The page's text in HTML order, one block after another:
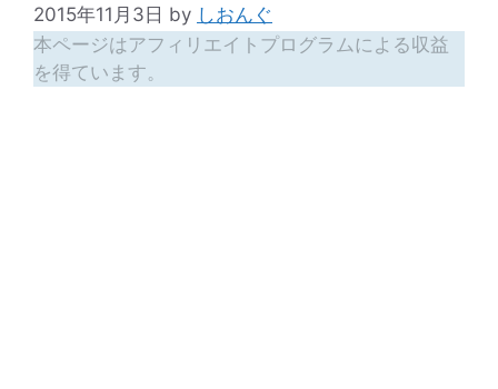
2015年11月3日 by しおんぐ
本ページはアフィリエイトプログラムによる収益
を得ています。